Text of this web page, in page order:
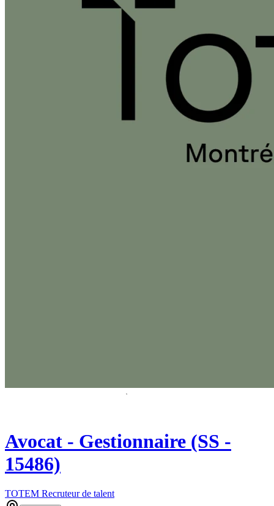
Avocat - Gestionnaire (SS -
15486)
TOTEM Recruteur de talent